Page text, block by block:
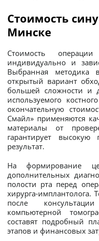
Стоимость
Минске
Стоимость
индивидуально и
Выбранная методика
открытый вариант
большей сложности и
используемого
окончательную
Смайл» применяются
материалы от
гарантирует
результат.
На формирование
дополнительных
полости рта перед
хирурга-имплантолога.
после
компьютерной
составят подробный
этапов и финансовых